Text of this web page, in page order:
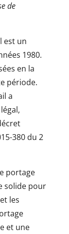
de
est un
1980.
en la
période.
a
380 du 2
portage
solide pour
les
et une